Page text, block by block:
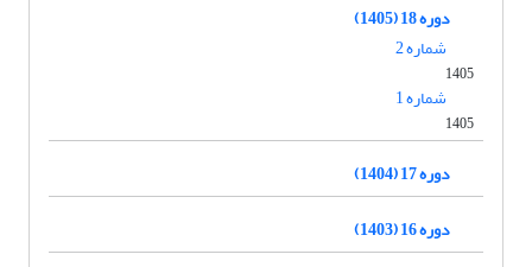
دوره 18 (1405)
شماره 2
1405
شماره 1
1405
دوره 17 (1404)
دوره 16 (1403)